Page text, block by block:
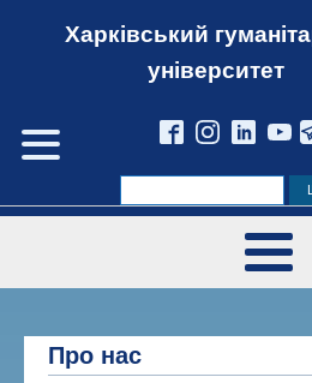
Харківський
університет
Про нас